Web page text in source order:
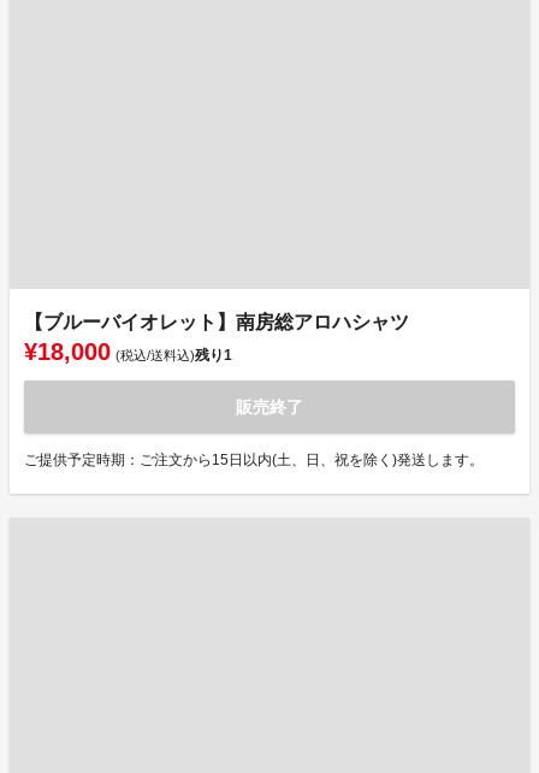
【ブルーバイオレット】南房総アロハシャツ
¥18,000 (税込/送料込)残り1
販売終了
ご提供予定時期：ご注文から15日以内(土、日、祝を除く)発送します。